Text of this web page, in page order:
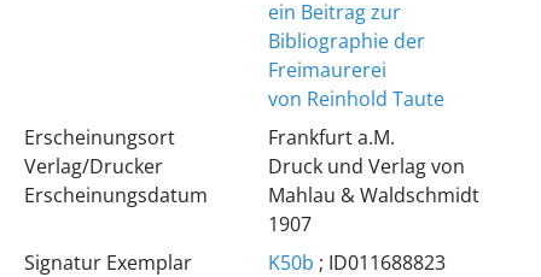
ein Beitrag zur
Bibliographie der
Freimaurerei
von Reinhold Taute
Erscheinungsort
Verlag/Drucker
Erscheinungsdatum
Frankfurt a.M.
Druck und Verlag von
Mahlau & Waldschmidt
1907
Signatur Exemplar
K50b ; ID011688823